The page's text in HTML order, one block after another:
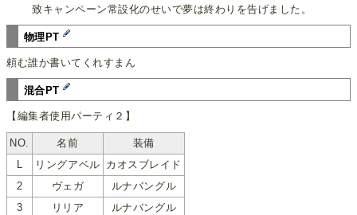
致キャンペーン常設化のせいで夢は終わりを告げました。
物理PT
頼む誰か書いてくれすまん
混合PT
【編集者使用パーティ２】
NO. 名前
装備
L
リングアベル カオスブレイド
2
ヴェガ
ルナバングル
3
リリア
ルナバングル